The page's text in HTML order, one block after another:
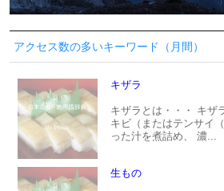
アクセス数の多いキーワード（月間）
キザラ
キザラとは・・・ キザ
キビ（またはテンサイ
った汁を煮詰め、 濃...
生もの